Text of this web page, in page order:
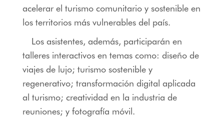
acelerar el turismo comunitario y sostenible en
los territorios más vulnerables del país.
Los asistentes, además, participarán en
talleres interactivos en temas como: diseño de
viajes de lujo; turismo sostenible y
regenerativo; transformación digital aplicada
al turismo; creatividad en la industria de
reuniones; y fotografía móvil.